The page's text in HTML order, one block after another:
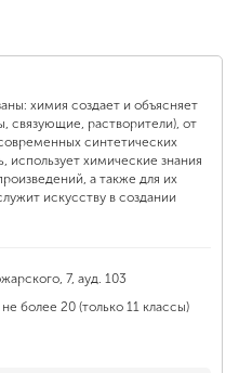
химия создает и объясняет
связующие, растворители), от
синтетических
использует химические знания
а также для их
искусству в создании
7, ауд. 103
не более 20 (только 11 классы)